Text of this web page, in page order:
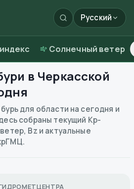
Русский
Солнечный ветер
в Черкасской
для области на сегодня и
собраны текущий Kp-
Bz и актуальные